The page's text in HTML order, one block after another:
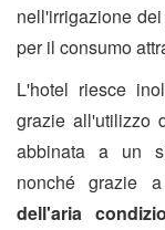
nell'irrigazione
per il consumo
L'hotel riesce
grazie all'utilizzo
abbinata a un
nonché grazie
dell'aria